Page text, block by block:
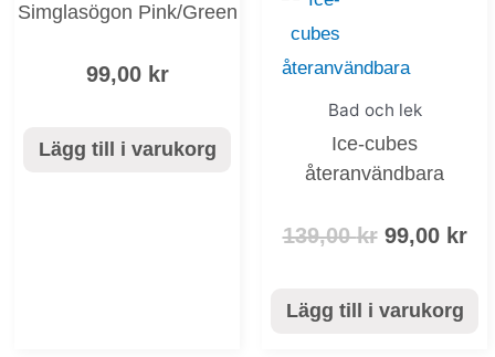
Simglasögon Pink/Green
99,00 kr
Lägg till i varukorg
Bad och lek
Ice-cubes
återanvändbara
139,00kr 99,00 kr
Lägg till i varukorg